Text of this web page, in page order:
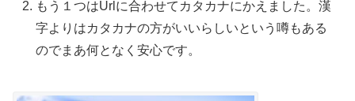
もう１つはUrlに合わせてカタカナにかえました。漢
字よりはカタカナの方がいいらしいという噂もある
のでまあ何となく安心です。